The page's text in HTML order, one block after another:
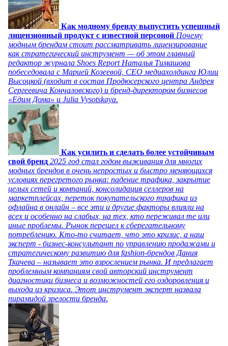
Как модному бренду выпустить успешный
лицензионный продукт с известной персоной Почему
модным брендам стоит рассматривать лицензирование
как стратегический инструмент — об этом главный
редактор журнала Shoes Report Наталья Тимашова
побеседовала с Марией Козеевой, СЕО медиахолдинга Юлии
Высоцкой (входит в состав Продюсерского центра Андрея
Сергеевича Кончаловского) и бренд-директором бизнесов
«Едим Дома» и Julia Vysotskaya.
Как усилить и сделать более устойчивым
свой бренд 2025 год стал годом выживания для многих
модных брендов в очень непростых и быстро меняющихся
условиях перегретого рынка: падение трафика, закрытие
целых сетей и компаний, консолидация селлеров на
маркетплейсах, переток покупательского трафика из
офлайна в онлайн – все эти и другие факторы влияли на
всех и особенно на слабых, на тех, кто переживал те или
иные проблемы. Рынок перешел к сберегательному
потреблению. Кто-то считает, что это кризис, а наш
эксперт - бизнес-консультант по управлению продажами и
стратегическому развитию для fashion-брендов Дания
Ткачева – называет это взрослением рынка. И предлагает
проблемным компаниям свой авторский инструмент
диагностики бизнеса и возможностей его оздоровления и
выхода из кризиса. Этот инструмент эксперт назвала
пирамидой зрелости бренда.